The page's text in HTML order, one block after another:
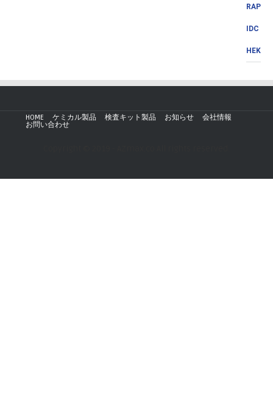
RAP
IDC
HEK
HOME ケミカル製品 検査キット製品 お知らせ
会社情報
お問い合わせ